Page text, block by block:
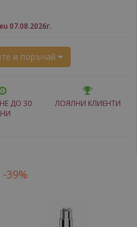
07.08.2026г.
и поръчай
ДО 30
ЛОЯЛНИ КЛИЕНТИ
-39%